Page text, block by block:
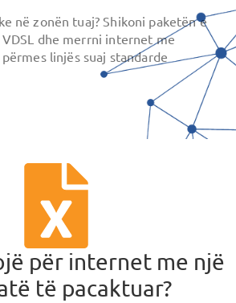
në zonën tuaj? Shikoni paketën e
dhe merrni internet me
linjës suaj standarde
për internet me një
të pacaktuar?